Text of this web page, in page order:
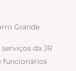
Grande
da JR
funcionários